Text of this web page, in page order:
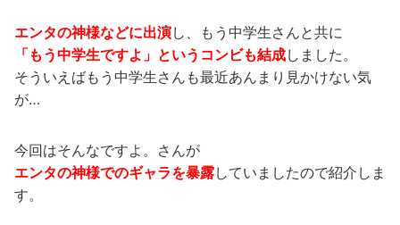
エンタの神様などに出演し、もう中学生さんと共に
「もう中学生ですよ」というコンビも結成しました。
そういえばもう中学生さんも最近あんまり見かけない気
が…
今回はそんなですよ。さんが
エンタの神様でのギャラを暴露していましたので紹介しま
す。